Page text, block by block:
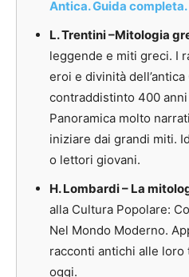
Antica. Guida completa.
L. Trentini –Mitologia
leggende e miti greci. I
eroi e divinità
contraddistinto 400 anni
Panoramica molto
iniziare dai grandi miti.
o lettori giovani.
H. Lombardi – La
alla Cultura Popolare:
Nel Mondo Moderno.
racconti antichi alle loro
oggi.